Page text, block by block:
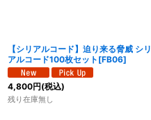
【シリアルコード】迫り来る脅威 シリ
アルコード100枚セット[FB06]
4,800円(税込)
残り在庫無し